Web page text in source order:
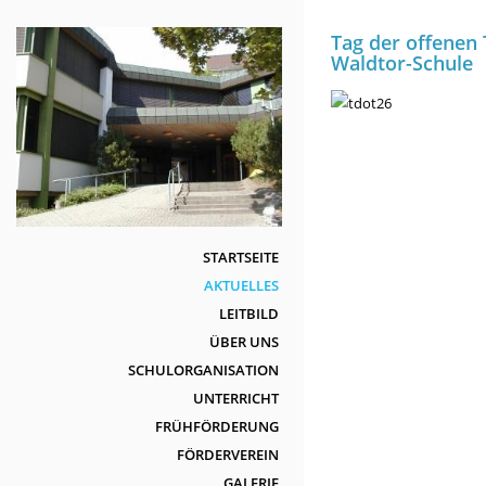
zum
Inhalt
STARTSEITE
AKTUELLES
LEITBILD
ÜBER UNS
SCHULORGANISATION
UNTERRICHT
FRÜHFÖRDERUNG
FÖRDERVEREIN
Tag der offenen
Waldtor-Schule